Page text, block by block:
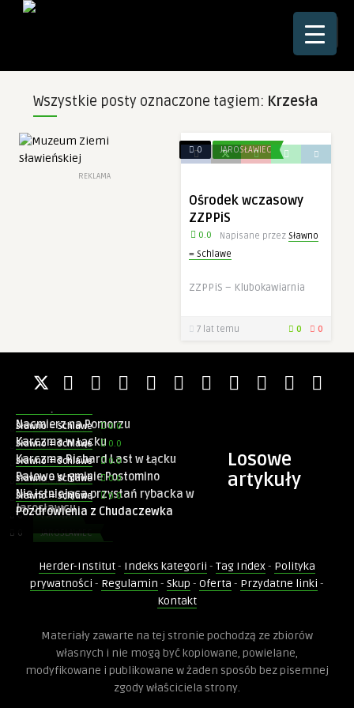
☰
Wszystkie posty oznaczone tagiem: Krzesła
REKLAMA
0 JAROSŁAWIEC
Ośrodek wczasowy
ZZPPiS
0.0 Napisane przez Sławno
= Schlawe
ZZPPiS – Klubokawiarnia
7 lat temu 0 0
Losowe
artykuły
0 JAROSŁAWIEC
Sławno = Schlawe 0.0
Jarosławiec kąpielisko
0 JAROSŁAWIEC
Sławno = Schlawe 0.0
0 NAĆMIERZ
Nacmierz na Pomorzu
0 ŁĄCKO
Sławno = Schlawe 0.0
Karczma w Łącku
0 ŁĄCKO
Sławno = Schlawe 0.0
Karczma Richard Last w Łącku
0 PAŁOWO
Sławno = Schlawe 0.0
Pałowo w gminie Postomino
0 JAROSŁAWIEC
Sławno = Schlawe 0.0
Nie istniejąca przystań rybacka w
Jarosławcu
Sławno = Schlawe 0.0
Pozdrowienia z Chudaczewka
STANIEWICE
Sławno = Schlawe 0.0
Staniewice gospoda i szkoła
Herder-Institut- Indeks kategorii - Tag Index- Polityka
prywatności - Regulamin - Skup - Oferta - Przydatne linki -
Kontakt
Materiały zawarte na tej stronie pochodzą ze zbiorów
własnych i nie mogą być kopiowane, powielane,
modyfikowane i publikowane w żaden sposób bez pisemnej
zgody właściciela strony.
Konieczne
Te pliki cookie
opcjonalne. Są
one potrzebne
do
funkcjonowania
strony
internetowej.
Statystyka
Abyśmy mogli
poprawić
funkcjonalność
i strukturę
tego, jak
strona jest
używana.